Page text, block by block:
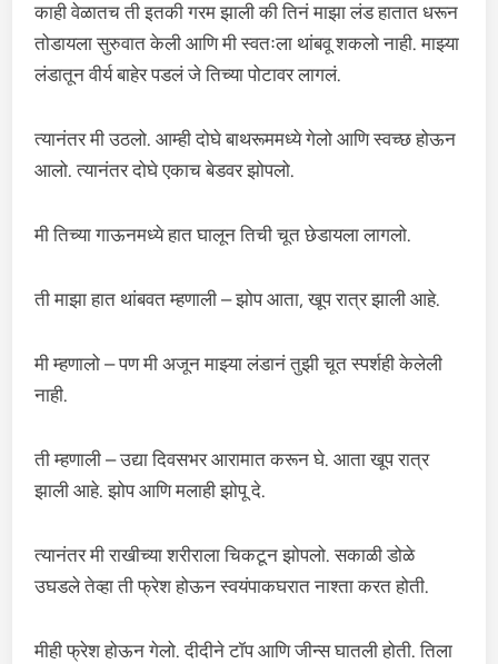
काही वेळातच ती इतकी गरम झाली की तिनं माझा लंड हातात धरून
तोडायला सुरुवात केली आणि मी स्वतःला थांबवू शकलो नाही. माझ्या
लंडातून वीर्य बाहेर पडलं जे तिच्या पोटावर लागलं.
त्यानंतर मी उठलो. आम्ही दोघे बाथरूममध्ये गेलो आणि स्वच्छ होऊन
आलो. त्यानंतर दोघे एकाच बेडवर झोपलो.
मी तिच्या गाऊनमध्ये हात घालून तिची चूत छेडायला लागलो.
ती माझा हात थांबवत म्हणाली – झोप आता, खूप रात्र झाली आहे.
मी म्हणालो – पण मी अजून माझ्या लंडानं तुझी चूत स्पर्शही केलेली
नाही.
ती म्हणाली – उद्या दिवसभर आरामात करून घे. आता खूप रात्र
झाली आहे. झोप आणि मलाही झोपू दे.
त्यानंतर मी राखीच्या शरीराला चिकटून झोपलो. सकाळी डोळे
उघडले तेव्हा ती फ्रेश होऊन स्वयंपाकघरात नाश्ता करत होती.
मीही फ्रेश होऊन गेलो. दीदीने टॉप आणि जीन्स घातली होती. तिला